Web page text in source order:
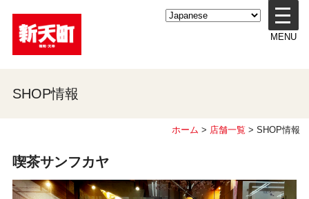
メ
ニ
ュ
MENU
SHOP情報
ホーム > 店舗一覧 > SHOP情報
喫茶サンフカヤ